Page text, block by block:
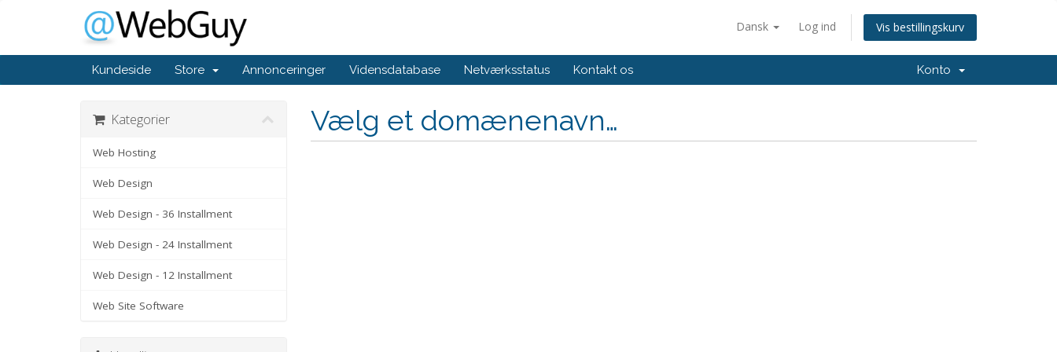
Dansk Log ind Vis bestillingskurv
Kundeside Store Annonceringer Vidensdatabase Netværksstatus Kontakt os Konto
Vælg et domænenavn…
Kategorier
Web Hosting
Web Design
Web Design - 36 Installment
Web Design - 24 Installment
Web Design - 12 Installment
Web Site Software